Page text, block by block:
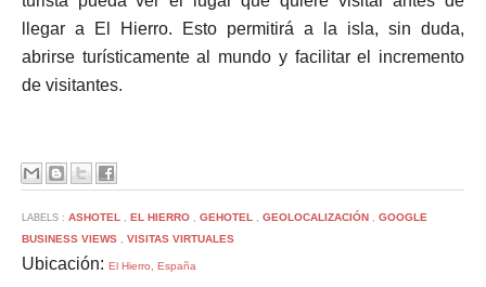
llegar a El Hierro. Esto permitirá a la isla, sin duda,
abrirse turísticamente al mundo y facilitar el incremento
de visitantes.
LABELS : ASHOTEL , EL HIERRO , GEHOTEL , GEOLOCALIZACIÓN , GOOGLE
BUSINESS VIEWS , VISITAS VIRTUALES
Ubicación: El Hierro, España